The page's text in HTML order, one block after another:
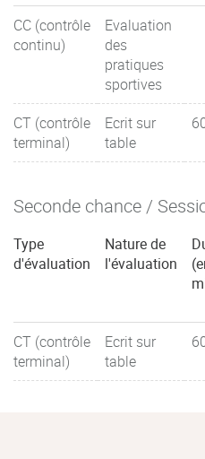
CC (contrôle
continu)
Evaluation
des
pratiques
sportives
CT (contrôle
terminal)
Ecrit sur
table
Seconde chance /
Type
d'évaluation
Nature de
l'évaluation
CT (contrôle
terminal)
Ecrit sur
table